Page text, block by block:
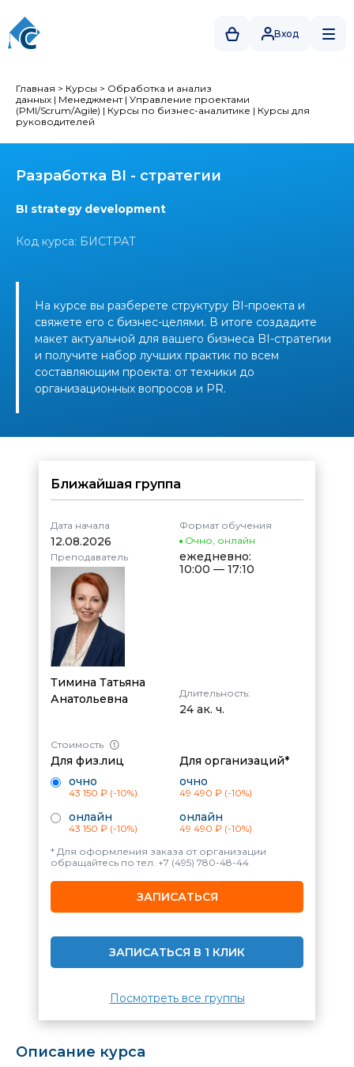
Вход
Главная > Курсы > Обработка и анализ
данных | Менеджмент| Управление проектами
(PMI/Scrum/Agile) | Курсы по бизнес-аналитике | Курсы для
руководителей
Разработка BI - стратегии
BI strategy development
Код курса: БИСТРАТ
На курсе вы разберете структуру BI-проекта и
свяжете его с бизнес-целями. В итоге создадите
макет актуальной для вашего бизнеса BI-стратегии
и получите набор лучших практик по всем
составляющим проекта: от техники до
организационных вопросов и PR.
Ближайшая группа
Дата начала
12.08.2026
Преподаватель
Тимина Татьяна
Анатольевна
Формат обучения
Очно, онлайн
ежедневно:
10:00 — 17:10
Длительность:
24 ак. ч.
Стоимость
Для физ.лиц
очно
43 150 ₽ (-10%)
онлайн
43 150 ₽ (-10%)
Для организаций*
очно
49 490 ₽ (-10%)
онлайн
49 490 ₽ (-10%)
* Для оформления заказа от организации
обращайтесь по тел. +7 (495) 780-48-44
ЗАПИСАТЬСЯ
ЗАПИСАТЬСЯ В 1 КЛИК
Посмотреть все группы
Описание курса